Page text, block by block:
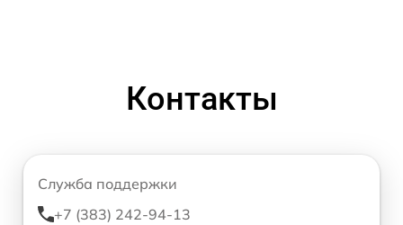
Контакты
Служба поддержки
+7 (383) 242-94-13